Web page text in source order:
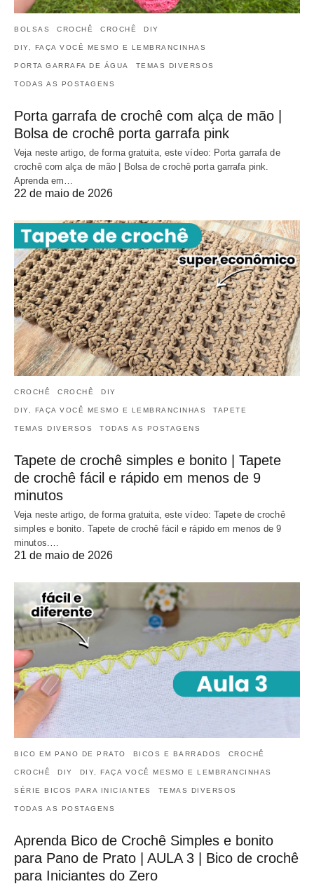
BOLSAS CROCHÊ CROCHÊ DIY
DIY, FAÇA VOCÊ MESMO E LEMBRANCINHAS
PORTA GARRAFA DE ÁGUA TEMAS DIVERSOS
TODAS AS POSTAGENS
Porta garrafa de crochê com alça de mão |
Bolsa de crochê porta garrafa pink
Veja neste artigo, de forma gratuita, este vídeo: Porta garrafa de
crochê com alça de mão | Bolsa de crochê porta garrafa pink.
Aprenda em…
22 de maio de 2026
CROCHÊ CROCHÊ DIY
DIY, FAÇA VOCÊ MESMO E LEMBRANCINHAS TAPETE
TEMAS DIVERSOS TODAS AS POSTAGENS
Tapete de crochê simples e bonito | Tapete
de crochê fácil e rápido em menos de 9
minutos
Veja neste artigo, de forma gratuita, este vídeo: Tapete de crochê
simples e bonito. Tapete de crochê fácil e rápido em menos de 9
minutos.…
21 de maio de 2026
BICO EM PANO DE PRATO BICOS E BARRADOS CROCHÊ
CROCHÊ DIY DIY, FAÇA VOCÊ MESMO E LEMBRANCINHAS
SÉRIE BICOS PARA INICIANTES TEMAS DIVERSOS
TODAS AS POSTAGENS
Aprenda Bico de Crochê Simples e bonito
para Pano de Prato | AULA 3 | Bico de crochê
para Iniciantes do Zero